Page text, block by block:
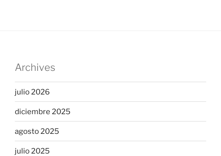
Archives
julio 2026
diciembre 2025
agosto 2025
julio 2025